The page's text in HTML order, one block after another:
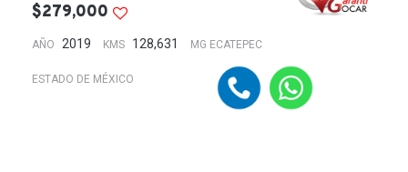
$279,000
AÑO 2019 KMS 128,631 MG ECATEPEC
ESTADO DE MÉXICO